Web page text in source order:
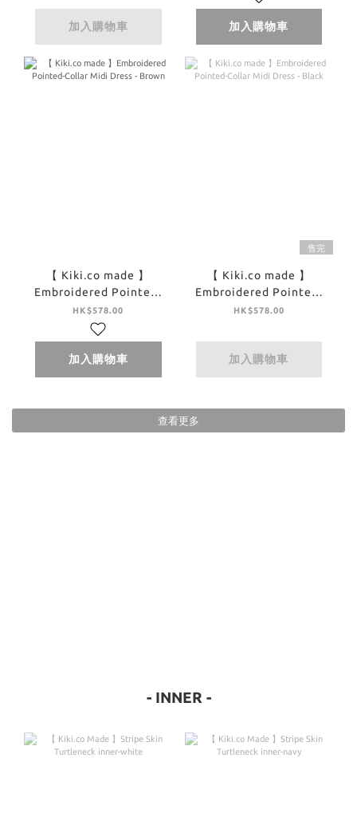
加入購物車 加入購物車
【 Kiki.co made 】
Embroidered Pointed-
Collar Midi Dress -
Brown
HK$578.00
加入購物車
售完
【 Kiki.co made 】
Embroidered Pointed-
Collar Midi Dress -
HK$578.00
加入購物車
查看更多
- INNER -